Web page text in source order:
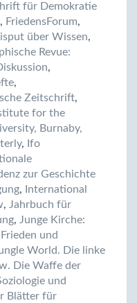
für Demokratie
, FriedensForum,
über Wissen,
Revue:
,
,
Zeitschrift,
for the
Burnaby,
, Ifo
zur Geschichte
,
International
, Jahrbuch für
, Junge Kirche:
und
World. Die linke
Die Waffe der
und
Blätter für